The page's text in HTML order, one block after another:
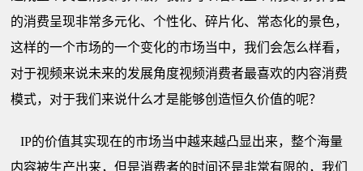
的消费呈现非常多元化、个性化、碎片化、常态化的景色，
这样的一个市场的一个变化的市场当中，我们会怎么样看，
对于视频来说未来的发展角度视频消费者最喜欢的内容消费
模式，对于我们来说什么才是能够创造恒久价值的呢？
IP的价值其实现在的市场当中越来越凸显出来，整个海量
内容被生产出来，但是消费者的时间还是非常有限的，我们